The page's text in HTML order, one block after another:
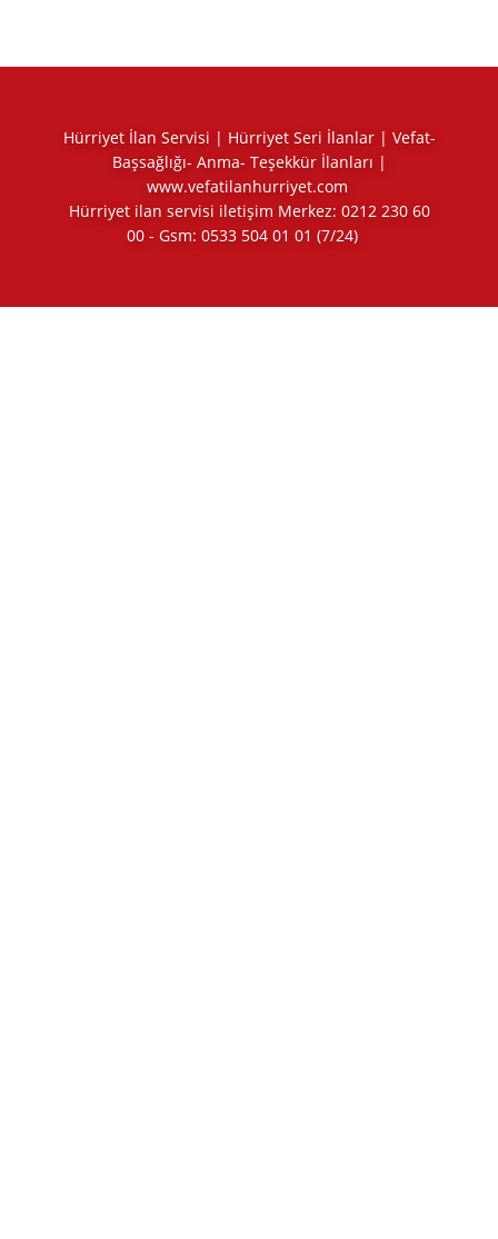
Hürriyet İlan Servisi | Hürriyet Seri İlanlar | Vefat-
Başsağlığı- Anma- Teşekkür İlanları |
www.vefatilanhurriyet.com
Hürriyet ilan servisi iletişim Merkez: 0212 230 60
00 - Gsm: 0533 504 01 01 (7/24)